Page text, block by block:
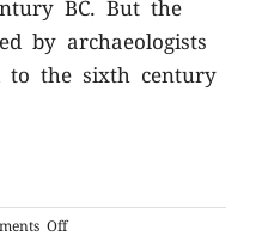
BC. But the
by archaeologists
to the sixth century
Offon